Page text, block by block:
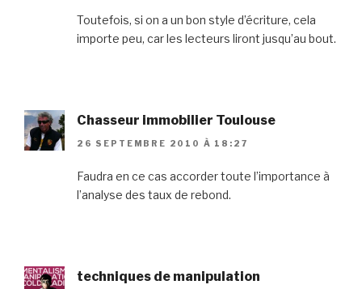
Toutefois, si on a un bon style d’écriture, cela
importe peu, car les lecteurs liront jusqu’au bout.
Chasseur immobilier Toulouse
26 SEPTEMBRE 2010 À 18:27
Faudra en ce cas accorder toute l’importance à
l’analyse des taux de rebond.
techniques de manipulation